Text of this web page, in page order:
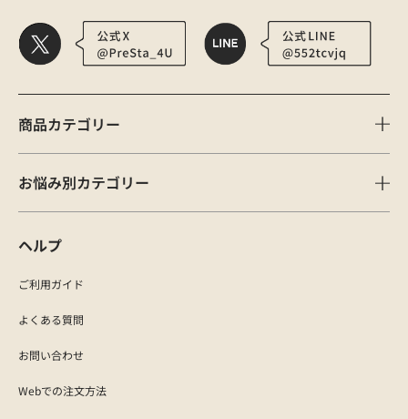
商品カテゴリー
お悩み別カテゴリー
ヘルプ
ご利用ガイド
よくある質問
お問い合わせ
Webでの注文方法